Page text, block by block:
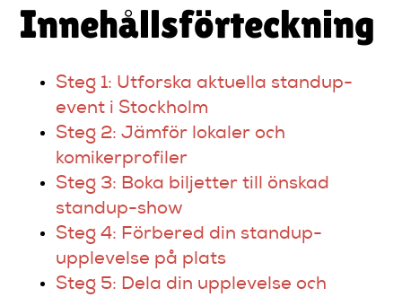
Innehållsförteckning
Steg 1: Utforska aktuella standup-
event i Stockholm
Steg 2: Jämför lokaler och
komikerprofiler
Steg 3: Boka biljetter till önskad
standup-show
Steg 4: Förbered din standup-
upplevelse på plats
Steg 5: Dela din upplevelse och